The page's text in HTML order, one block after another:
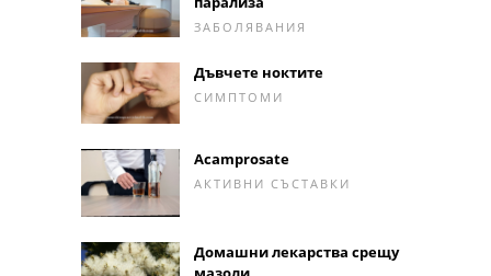
ЗАБОЛЯВАНИЯ
Дъвчете ноктите
СИМПТОМИ
Acamprosate
АКТИВНИ СЪСТАВКИ
Домашни лекарства срещу